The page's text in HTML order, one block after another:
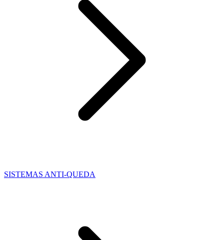
SISTEMAS ANTI-QUEDA